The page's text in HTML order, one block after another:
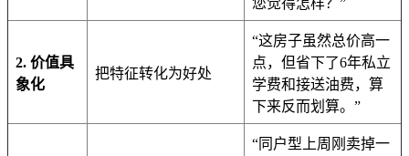
您觉得怎样？”
2. 价值具
象化
把特征转化为好处
“这房子虽然总价高一
点，但省下了6年私立
学费和接送油费，算
下来反而划算。”
“同户型上周刚卖掉一